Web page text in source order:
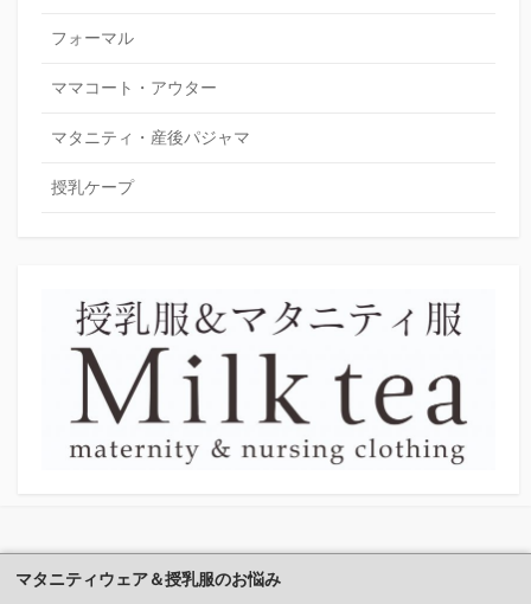
フォーマル
ママコート・アウター
マタニティ・産後パジャマ
授乳ケープ
マタニティウェア＆授乳服のお悩み